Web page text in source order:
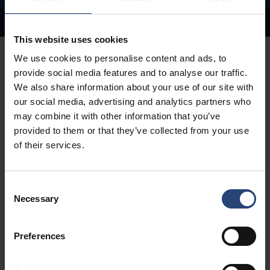
This website uses cookies
We use cookies to personalise content and ads, to
provide social media features and to analyse our traffic.
We also share information about your use of our site with
our social media, advertising and analytics partners who
may combine it with other information that you’ve
provided to them or that they’ve collected from your use
of their services.
Selection
Necessary
Preferences
Éviter d'abîmer les bords
Les protections d'angle répartissent la pression de
manière uniforme sur les bords de votre chargement,
par les sangles, les bandes ou l'empilage. Cette
l'écrasement, les coupures et la déformation générale des
et bien protégé tout au long de la manutention, du